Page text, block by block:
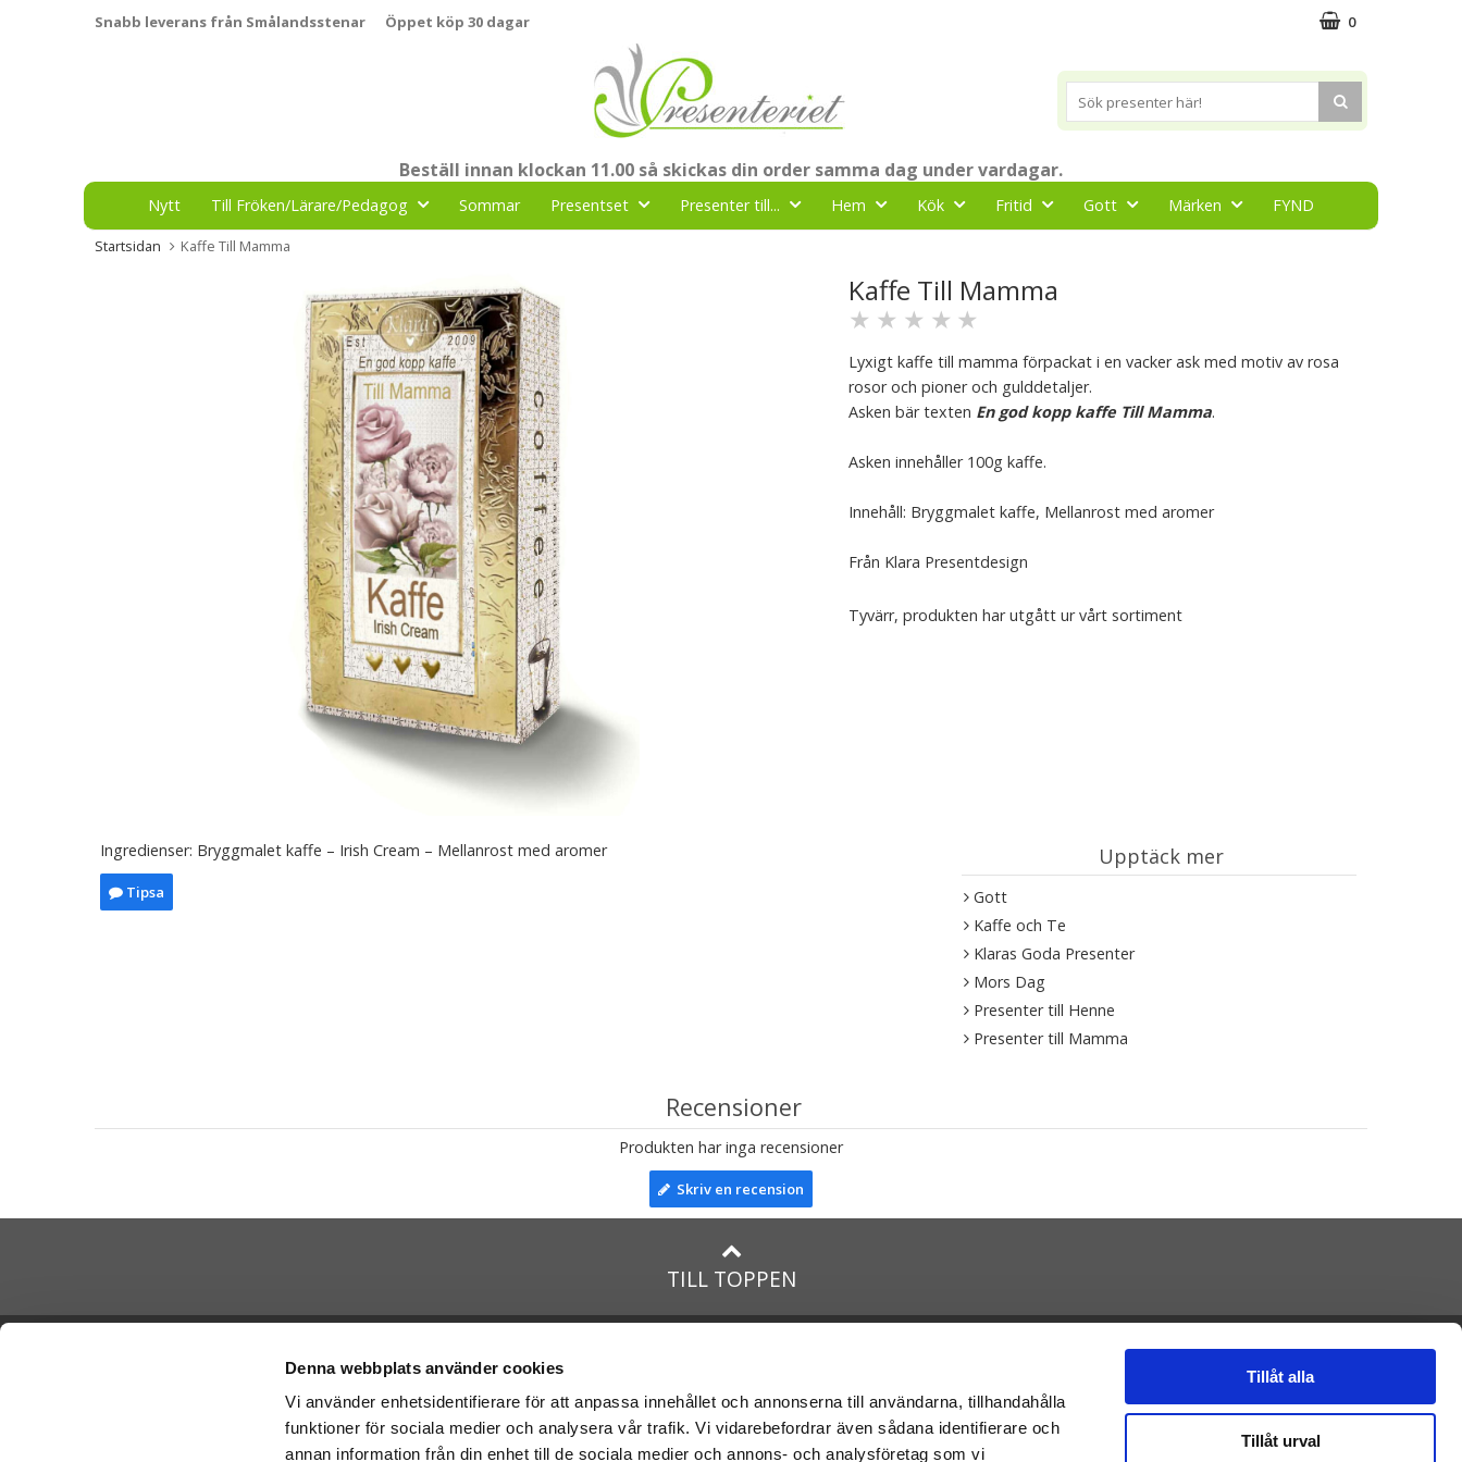
Denna webbplats använder cookies
Vi använder enhetsidentifierare för att anpassa innehållet och annonserna till användarna, tillhandahålla
funktioner för sociala medier och analysera vår trafik. Vi vidarebefordrar även sådana identifierare och
annan information från din enhet till de sociala medier och annons- och analysföretag som vi
Tillåt alla
Tillåt urval
Snabb leverans från Smålandsstenar Öppet köp 30 dagar 0
Beställ innan klockan 11.00 så skickas din order samma dag under vardagar.
Nytt Till Fröken/Lärare/Pedagog Sommar Presentset Presenter till... Hem Kök Fritid Gott Märken FYND
Startsidan Kaffe Till Mamma
Kaffe Till Mamma
★ ★ ★ ★ ★
Lyxigt kaffe till mamma förpackat i en vacker ask med motiv av rosa
rosor och pioner och gulddetaljer.
Asken bär texten En god kopp kaffe Till Mamma.
Asken innehåller 100g kaffe.
Innehåll: Bryggmalet kaffe, Mellanrost med aromer
Från Klara Presentdesign
Tyvärr, produkten har utgått ur vårt sortiment
Ingredienser: Bryggmalet kaffe – Irish Cream – Mellanrost med aromer
Tipsa
Upptäck mer
Gott
Kaffe och Te
Klaras Goda Presenter
Mors Dag
Presenter till Henne
Presenter till Mamma
Recensioner
Produkten har inga recensioner
Skriv en recension
TILL TOPPEN
Vi skickarpresentermed Posten och
Schenker:
E-mail: Kontakt@presenteriet.se